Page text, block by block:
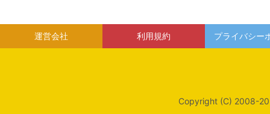
運営会社 利用規約 プライバシー
Copyright (C) 2008-